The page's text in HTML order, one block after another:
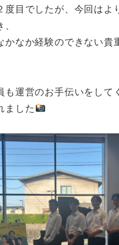
度目でしたが、今回はよ
かなか経験のできない貴
も運営のお手伝いをして
ました